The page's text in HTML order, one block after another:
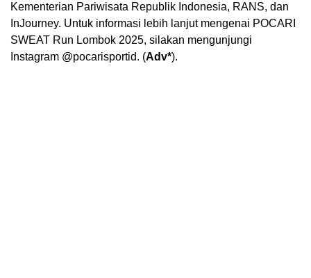
Kementerian Pariwisata Republik Indonesia, RANS, dan
InJourney. Untuk informasi lebih lanjut mengenai POCARI
SWEAT Run Lombok 2025, silakan mengunjungi
Instagram @pocarisportid. (Adv*).